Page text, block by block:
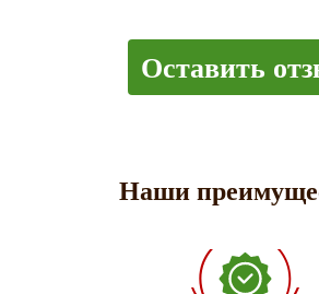
Оставить
Наши